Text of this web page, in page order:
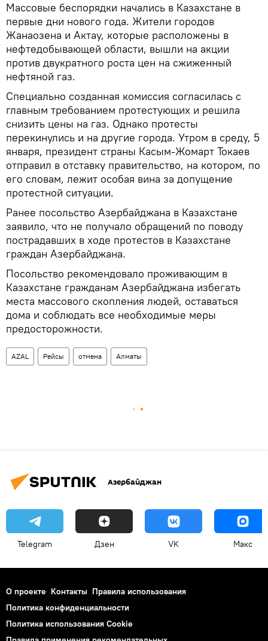
Массовые беспорядки начались в Казахстане в
первые дни нового года. Жители городов
Жанаозена и Актау, которые расположены в
нефтедобывающей области, вышли на акции
против двукратного роста цен на сжиженный
нефтяной газ.
Специально созданная комиссия согласилась с
главным требованием протестующих и решила
снизить цены на газ. Однако протесты
перекинулись и на другие города. Утром в среду, 5
января, президент страны Касым-Жомарт Токаев
отправил в отставку правительство, на котором, по
его словам, лежит особая вина за допущение
протестной ситуации.
Ранее посольство Азербайджана в Казахстане
заявило, что не получало обращений по поводу
пострадавших в ходе протестов в Казахстане
граждан Азербайджана.
Посольство рекомендовало проживающим в
Казахстане гражданам Азербайджана избегать
места массового скопления людей, оставаться
дома и соблюдать все необходимые меры
предосторожности.
AZAL Рейсы отмена Алматы
Азербайджан
Telegram Дзен VK Макс
О проекте Контакты Правила использования
Политика конфиденциальности
Политика использования Cookie